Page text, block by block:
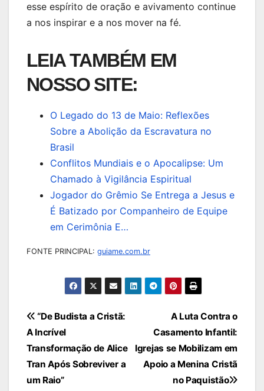
esse espírito de oração e avivamento continue
a nos inspirar e a nos mover na fé.
LEIA TAMBÉM EM
NOSSO SITE:
O Legado do 13 de Maio: Reflexões
Sobre a Abolição da Escravatura no
Brasil
Conflitos Mundiais e o Apocalipse: Um
Chamado à Vigilância Espiritual
Jogador do Grêmio Se Entrega a Jesus e
É Batizado por Companheiro de Equipe
em Cerimônia E…
FONTE PRINCIPAL: guiame.com.br
Navegação
de
Post
A Luta Contra o
Casamento Infantil:
Igrejas se Mobilizam em
Apoio a Menina Cristã
no Paquistão
“De Budista a Cristã:
A Incrível
Transformação de Alice
Tran Após Sobreviver a
um Raio”